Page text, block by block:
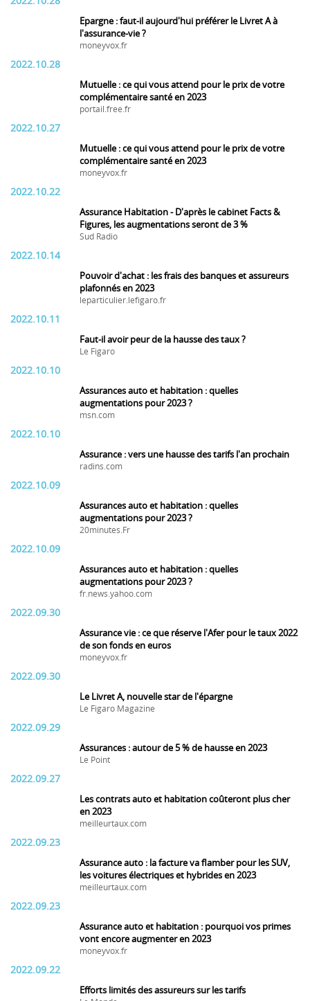
Epargne : faut-il aujourd'hui préférer le Livret A à
l'assurance-vie ?
moneyvox.fr
2022.10.28
Mutuelle : ce qui vous attend pour le prix de votre
complémentaire santé en 2023
portail.free.fr
2022.10.27
Mutuelle : ce qui vous attend pour le prix de votre
complémentaire santé en 2023
moneyvox.fr
2022.10.22
Assurance Habitation - D'après le cabinet Facts &
Figures, les augmentations seront de 3 %
Sud Radio
2022.10.14
Pouvoir d'achat : les frais des banques et assureurs
plafonnés en 2023
leparticulier.lefigaro.fr
2022.10.11
Faut-il avoir peur de la hausse des taux ?
Le Figaro
2022.10.10
Assurances auto et habitation : quelles
augmentations pour 2023 ?
msn.com
2022.10.10
Assurance : vers une hausse des tarifs l'an prochain
radins.com
2022.10.09
Assurances auto et habitation : quelles
augmentations pour 2023 ?
20minutes.Fr
2022.10.09
Assurances auto et habitation : quelles
augmentations pour 2023 ?
fr.news.yahoo.com
2022.09.30
Assurance vie : ce que réserve l'Afer pour le taux 2022
de son fonds en euros
moneyvox.fr
2022.09.30
Le Livret A, nouvelle star de l'épargne
Le Figaro Magazine
2022.09.29
Assurances : autour de 5 % de hausse en 2023
Le Point
2022.09.27
Les contrats auto et habitation coûteront plus cher
en 2023
meilleurtaux.com
2022.09.23
Assurance auto : la facture va flamber pour les SUV,
les voitures électriques et hybrides en 2023
meilleurtaux.com
2022.09.23
Assurance auto et habitation : pourquoi vos primes
vont encore augmenter en 2023
moneyvox.fr
2022.09.22
Efforts limités des assureurs sur les tarifs